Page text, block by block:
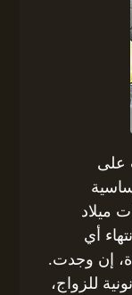
على
ميلاد
أي
إن وجدت.
للزواج،